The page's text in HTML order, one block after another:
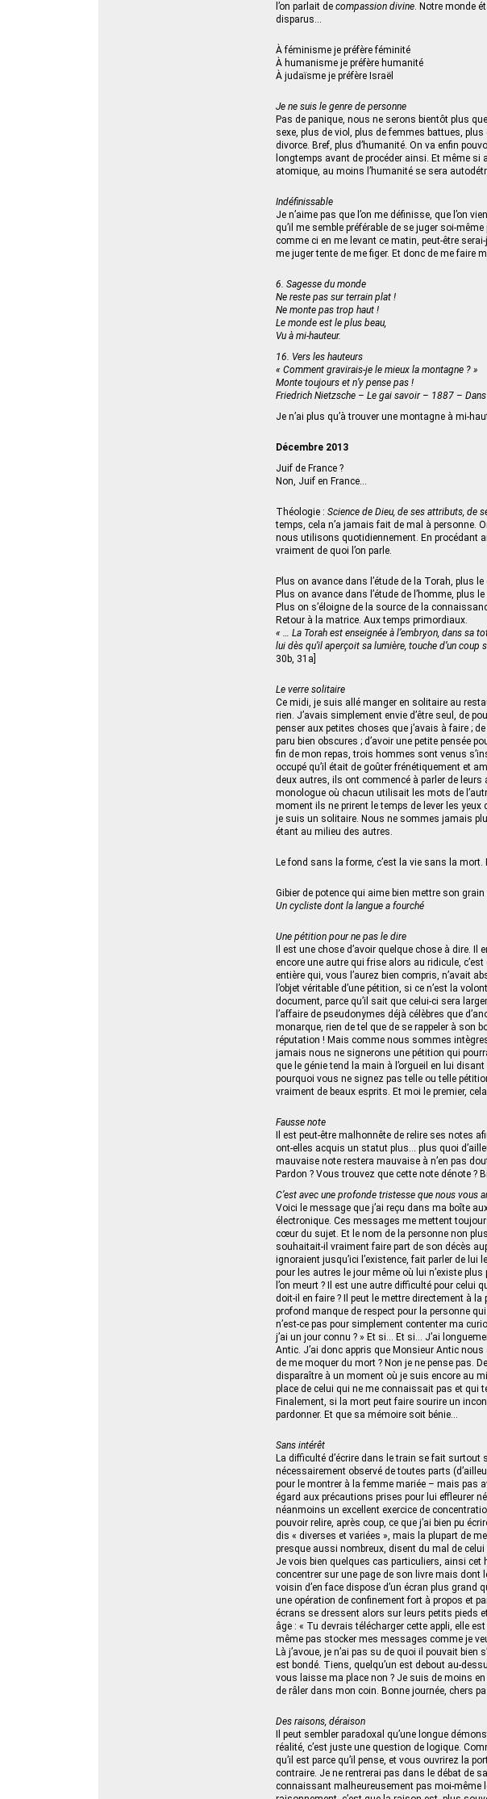
l’on parlait de compassion divine. Notre monde
disparus…
À féminisme je préfère féminité
À humanisme je préfère humanité
À judaïsme je préfère Israël
Je ne suis le genre de personne
Pas de panique, nous ne serons bientôt plus
sexe, plus de viol, plus de femmes battues,
divorce. Bref, plus d’humanité. On va enfin
longtemps avant de procéder ainsi. Et même si
atomique, au moins l’humanité se sera
Indéfinissable
Je n’aime pas que l’on me définisse, que l’on
qu’il me semble préférable de se juger soi-
comme ci en me levant ce matin, peut-être
me juger tente de me figer. Et donc de me faire
6. Sagesse du monde
Ne reste pas sur terrain plat !
Ne monte pas trop haut !
Le monde est le plus beau,
Vu à mi-hauteur.
16. Vers les hauteurs
« Comment gravirais-je le mieux la montagne ? »
Monte toujours et n’y pense pas !
Friedrich Nietzsche – Le gai savoir – 1887 –
Je n’ai plus qu’à trouver une montagne à mi-
Décembre 2013
Juif de France ?
Non, Juif en France…
Théologie : Science de Dieu, de ses attributs, de
temps, cela n’a jamais fait de mal à personne.
nous utilisons quotidiennement. En procédant
vraiment de quoi l’on parle.
Plus on avance dans l’étude de la Torah, plus le
Plus on avance dans l’étude de l’homme, plus le
Plus on s’éloigne de la source de la
Retour à la matrice. Aux temps primordiaux.
« … La Torah est enseignée à l’embryon, dans sa
lui dès qu’il aperçoit sa lumière, touche d’un
30b, 31a]
Le verre solitaire
Ce midi, je suis allé manger en solitaire au
rien. J’avais simplement envie d’être seul, de
penser aux petites choses que j’avais à faire ;
paru bien obscures ; d’avoir une petite pensée
fin de mon repas, trois hommes sont venus
occupé qu’il était de goûter frénétiquement et
deux autres, ils ont commencé à parler de
monologue où chacun utilisait les mots de
moment ils ne prirent le temps de lever les
je suis un solitaire. Nous ne sommes jamais
étant au milieu des autres.
Le fond sans la forme, c’est la vie sans la
Gibier de potence qui aime bien mettre son
Un cycliste dont la langue a fourché
Une pétition pour ne pas le dire
Il est une chose d’avoir quelque chose à dire. Il
encore une autre qui frise alors au ridicule,
entière qui, vous l’aurez bien compris, n’avait
l’objet véritable d’une pétition, si ce n’est la
document, parce qu’il sait que celui-ci sera
l’affaire de pseudonymes déjà célèbres que
monarque, rien de tel que de se rappeler à son
réputation ! Mais comme nous sommes
jamais nous ne signerons une pétition qui
que le génie tend la main à l’orgueil en lui
pourquoi vous ne signez pas telle ou telle
vraiment de beaux esprits. Et moi le premier,
Fausse note
Il est peut-être malhonnête de relire ses notes
ont-elles acquis un statut plus… plus quoi
mauvaise note restera mauvaise à n’en pas
Pardon ? Vous trouvez que cette note dénote ?
C’est avec une profonde tristesse que nous vous
Voici le message que j’ai reçu dans ma boîte
électronique. Ces messages me mettent
cœur du sujet. Et le nom de la personne non
souhaitait-il vraiment faire part de son décès
ignoraient jusqu’ici l’existence, fait parler de lui
pour les autres le jour même où lui n’existe
l’on meurt ? Il est une autre difficulté pour celui
doit-il en faire ? Il peut le mettre directement à la
profond manque de respect pour la personne
n’est-ce pas pour simplement contenter ma
j’ai un jour connu ? » Et si… Et si… J’ai
Antic. J’ai donc appris que Monsieur Antic
de me moquer du mort ? Non je ne pense pas.
disparaître à un moment où je suis encore au
place de celui qui ne me connaissait pas et qui
Finalement, si la mort peut faire sourire un
pardonner. Et que sa mémoire soit bénie…
Sans intérêt
La difficulté d’écrire dans le train se fait surtout
nécessairement observé de toutes parts
pour le montrer à la femme mariée – mais pas
égard aux précautions prises pour lui effleurer
néanmoins un excellent exercice de
pouvoir relire, après coup, ce que j’ai bien pu
dis « diverses et variées », mais la plupart de
presque aussi nombreux, disent du mal de
Je vois bien quelques cas particuliers, ainsi
concentrer sur une page de son livre mais dont
voisin d’en face dispose d’un écran plus
une opération de confinement fort à propos et
écrans se dressent alors sur leurs petits pieds
âge : « Tu devrais télécharger cette appli, elle est
même pas stocker mes messages comme je
Là j’avoue, je n’ai pas su de quoi il pouvait bien
est bondé. Tiens, quelqu’un est debout au-
vous laisse ma place non ? Je suis de moins
de râler dans mon coin. Bonne journée, chers
Des raisons, déraison
Il peut sembler paradoxal qu’une longue
réalité, c’est juste une question de logique.
qu’il est parce qu’il pense, et vous ouvrirez la
contraire. Je ne rentrerai pas dans le débat de
connaissant malheureusement pas moi-même